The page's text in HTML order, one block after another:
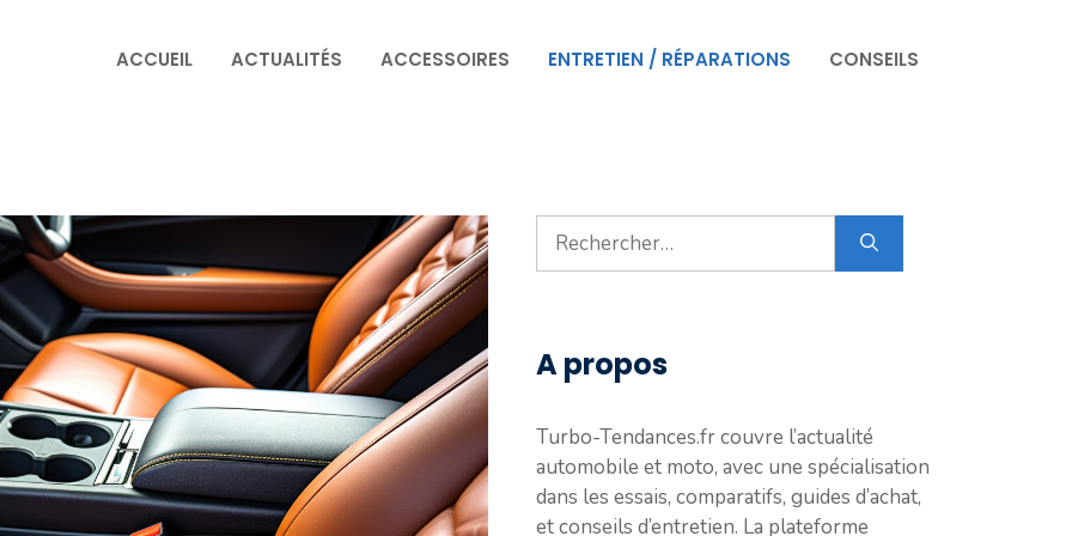
ACCUEIL ACTUALITÉS ACCESSOIRES ENTRETIEN / RÉPARATIONS CONSEILS
Rechercher :
A propos
Turbo-Tendances.fr couvre l’actualité
automobile et moto, avec une spécialisation
dans les essais, comparatifs, guides d’achat,
et conseils d’entretien. La plateforme